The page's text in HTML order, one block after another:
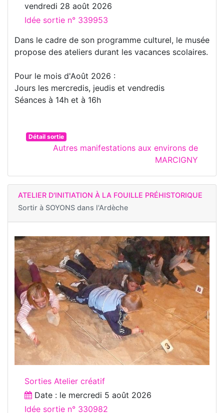
vendredi 28 août 2026
Idée sortie n° 339953
Dans le cadre de son programme culturel, le musée
propose des ateliers durant les vacances scolaires.
Pour le mois d'Août 2026 :
Jours les mercredis, jeudis et vendredis
Séances à 14h et à 16h
Détail sortie
Autres manifestations aux environs de
MARCIGNY
ATELIER D'INITIATION À LA FOUILLE PRÉHISTORIQUE
Sortir à SOYONS dans l'Ardèche
Sorties Atelier créatif
Date : le mercredi 5 août 2026
Idée sortie n° 330982